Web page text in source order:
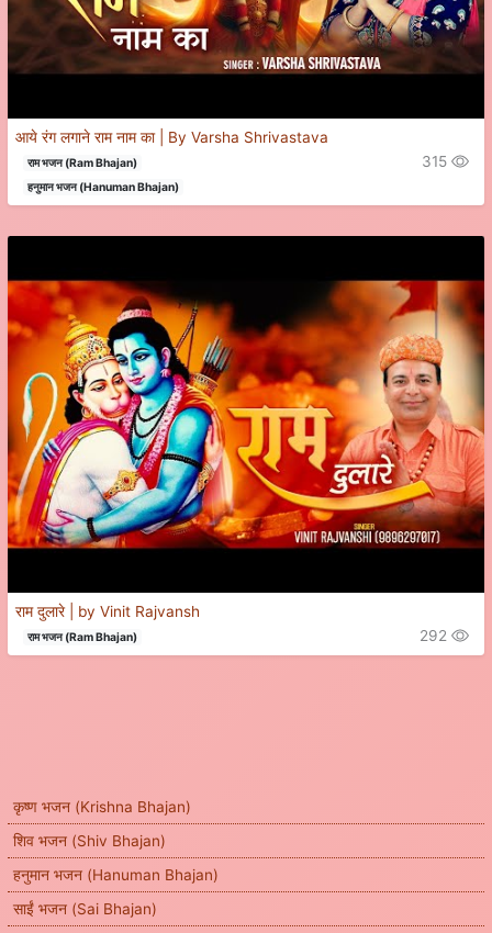
कृष्ण भजन (Krishna Bhajan)
शिव भजन (Shiv Bhajan)
हनुमान भजन (Hanuman Bhajan)
साईं भजन (Sai Bhajan)
आये रंग लगाने राम नाम का | By Varsha Shrivastava
राम भजन (Ram Bhajan)
हनुमान भजन (Hanuman Bhajan)
315
राम दुलारे | by Vinit Rajvansh
राम भजन (Ram Bhajan) 292